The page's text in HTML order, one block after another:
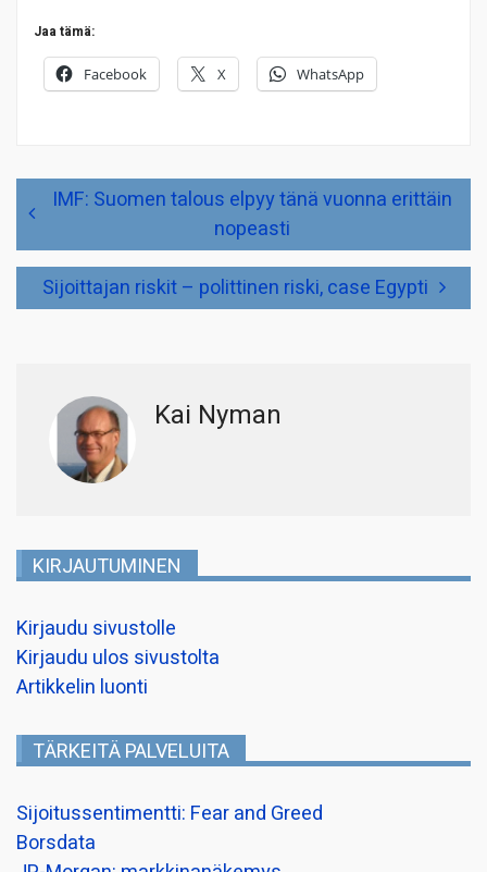
Jaa tämä:
Facebook X WhatsApp
Artikkelien
selausIMF: Suomen talous elpyy tänä vuonna erittäin
nopeasti
Sijoittajan riskit – polittinen riski, case Egypti
Kai Nyman
KIRJAUTUMINEN
Kirjaudu sivustolle
Kirjaudu ulos sivustolta
Artikkelin luonti
TÄRKEITÄ PALVELUITA
Sijoitussentimentti: Fear and Greed
Borsdata